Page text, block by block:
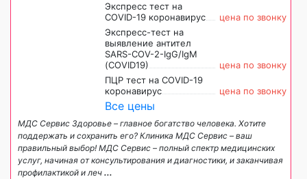
Экспресс тест на
COVID-19 коронавирус
цена по звонку
Экспресс-тест на
выявление антител
SARS-COV-2-IgG/IgM
(COVID19)
цена по звонку
ПЦР тест на COVID-19
коронавирус
цена по звонку
Все цены
МДС Сервис Здоровье – главное богатство человека. Хотите
поддержать и сохранить его? Клиника МДС Сервис – ваш
правильный выбор! МДС Сервис – полный спектр медицинских
услуг, начиная от консультирования и диагностики, и заканчивая
профилактикой и леч ...